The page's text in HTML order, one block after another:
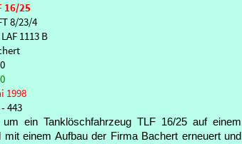
16/25
8/23/4
1113 B
1998
443
ein Tanklöschfahrzeug TLF 16/25 auf einem
einem Aufbau der Firma Bachert erneuert und